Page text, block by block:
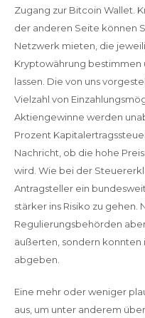
Zugang zur Bitcoin Wallet.
der anderen Seite können
Netzwerk mieten, die
Kryptowährung bestimmen
lassen. Die von uns
Vielzahl von
Aktiengewinne werden
Prozent
Nachricht, ob die hohe
wird. Wie bei der
Antragsteller ein
stärker ins Risiko zu gehen.
Regulierungsbehörden
äußerten, sondern konnten
abgeben.
Eine mehr oder weniger
aus, um unter anderem